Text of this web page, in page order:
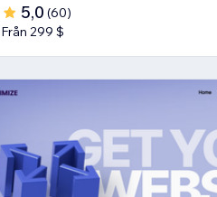
5,0 (60)
Från 299 $